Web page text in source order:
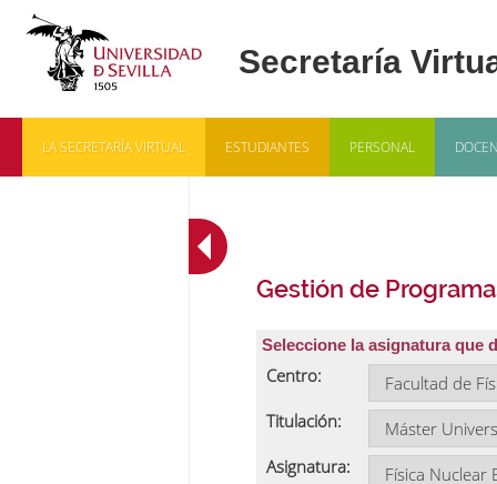
LA SECRETARÍA VIRTUAL ESTUDIANTES PERSONAL
Gestión de
Seleccione la asignatura que
Centro:
Titulación:
Asignatura: